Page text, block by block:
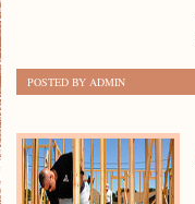
POSTED BY ADMIN